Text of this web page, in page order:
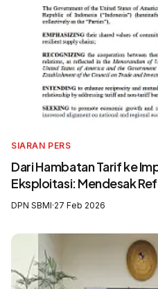
SIARAN PERS
Dari Hambatan Tarif ke
Eksploitasi: Mendesak
Awak Kapal Perikanan
DPN SBMI·27 Feb 2026